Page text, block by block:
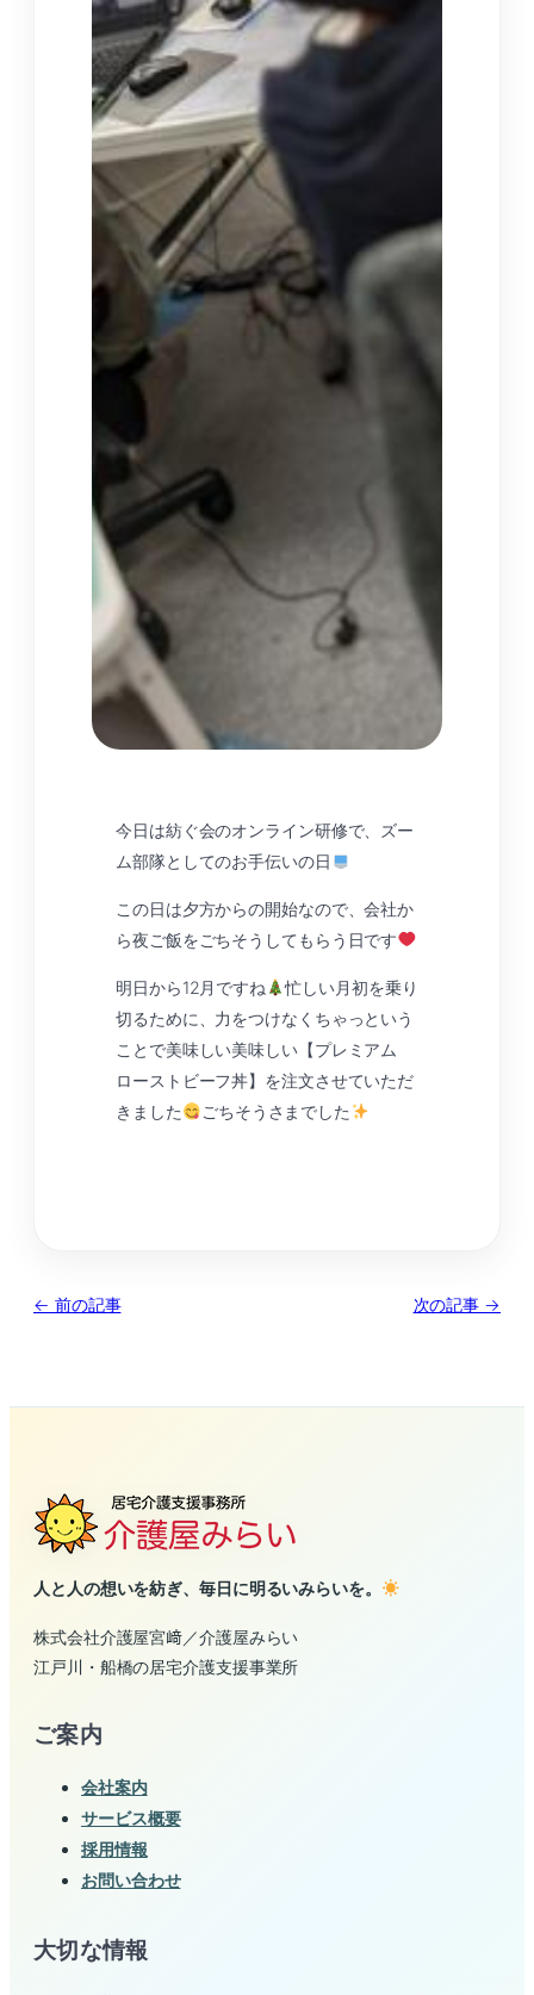
今日は紡ぐ会のオンライン研修で、ズー
ム部隊としてのお手伝いの日
この日は夕方からの開始なので、会社か
ら夜ご飯をごちそうしてもらう日です
明日から12月ですね
忙しい月初を乗り
切るために、力をつけなくちゃっという
ことで美味しい美味しい【プレミアム
ローストビーフ丼】を注文させていただ
きました
ごちそうさまでした
← 前の記事 次の記事 →
人と人の想いを紡ぎ、毎日に明るいみらいを。
株式会社介護屋宮﨑／介護屋みらい
江戸川・船橋の居宅介護支援事業所
ご案内
会社案内
サービス概要
採用情報
お問い合わせ
大切な情報